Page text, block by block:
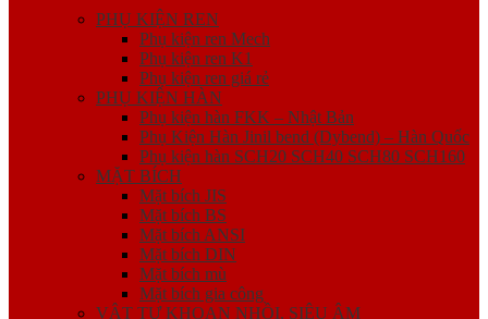
PHỤ KIỆN REN
Phụ kiện ren Mech
Phụ kiện ren K1
Phụ kiện ren giá rẻ
PHỤ KIỆN HÀN
Phụ kiện hàn FKK – Nhật Bản
Phụ Kiện Hàn Jinil bend (Dybend) – Hàn Quốc
Phụ kiện hàn SCH20 SCH40 SCH80 SCH160
MẶT BÍCH
Mặt bích JIS
Mặt bích BS
Mặt bích ANSI
Mặt bích DIN
Mặt bích mù
Mặt bích gia công
VẬT TƯ KHOAN NHỒI, SIÊU ÂM